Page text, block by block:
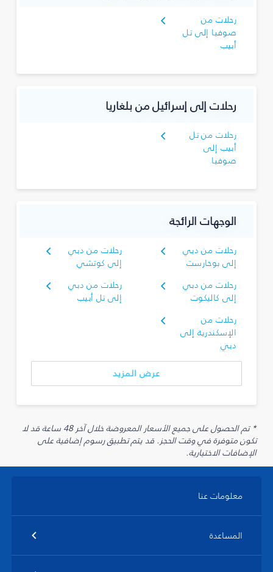
رحلات من
صوفيا إلى تل
أبيب
رحلات إلى إسرائيل من بلغاريا
رحلات من تل
أبيب إلى
صوفيا
الوجهات الرائجة
رحلات من دبي
إلى بوخارست
رحلات من دبي
إلى كوتشي
رحلات من دبي
إلى كاليكوت
رحلات من دبي
إلى تل أبيب
رحلات من
الإسكندرية إلى
دبي
عرض المزيد
* تم الحصول على جميع الأسعار المعروضة خلال آخر 48 ساعة قد لا
تكون متوفرة في وقت الحجز. قد يتم تطبيق رسوم إضافية على
الإضافات الاختيارية.
معلومات عنا
المساعدة